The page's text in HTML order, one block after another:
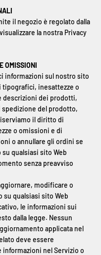
il negozio è regolato dalla
la nostra Privacy
OMISSIONI
informazioni sul nostro sito
tipografici, inesattezze o
descrizioni dei prodotti,
del prodotto,
il diritto di
o omissioni e di
o annullare gli ordini se
qualsiasi sito Web
senza preavviso
modificare o
su qualsiasi sito Web
le informazioni sui
dalla legge. Nessun
applicata nel
deve essere
nel Servizio o